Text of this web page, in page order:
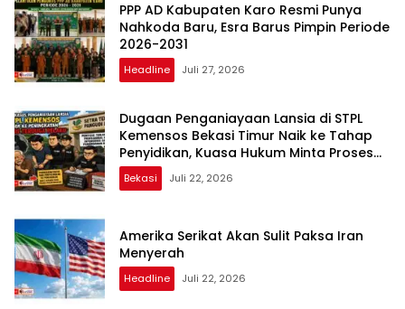
PPP AD Kabupaten Karo Resmi Punya
Nahkoda Baru, Esra Barus Pimpin Periode
2026-2031
Headline Juli 27, 2026
Dugaan Penganiayaan Lansia di STPL
Kemensos Bekasi Timur Naik ke Tahap
Penyidikan, Kuasa Hukum Minta Proses
Transparan dan Bebas Intervensi
Bekasi Juli 22, 2026
Amerika Serikat Akan Sulit Paksa Iran
Menyerah
Headline Juli 22, 2026